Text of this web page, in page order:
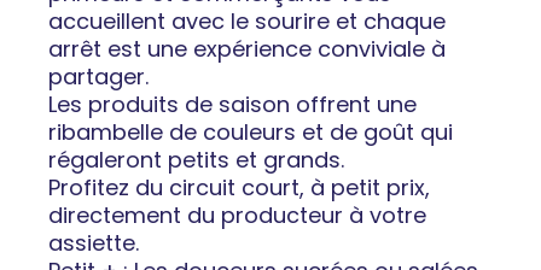
accueillent avec le sourire et chaque
arrêt est une expérience conviviale à
partager.
Les produits de saison offrent une
ribambelle de couleurs et de goût qui
régaleront petits et grands.
Profitez du circuit court, à petit prix,
directement du producteur à votre
assiette.